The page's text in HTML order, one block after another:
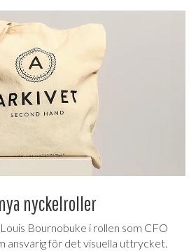
nyckelroller
Bournobuke i rollen som CFO
ansvarig för det visuella uttrycket.